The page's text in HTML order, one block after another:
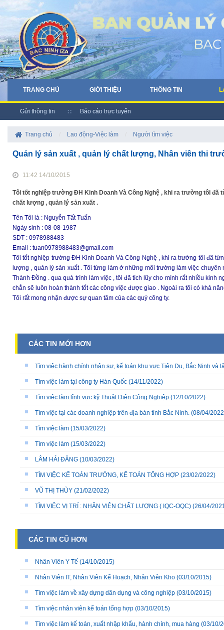
TRANG CHỦ GIỚI THIỆU THÔNG TIN
Gửi thông tin Báo cáo trực tuyến
Trang chủ Lao động-Việc làm Người tìm việc
Quản lý sản xuất , quản lý chất lượng, Nhân viên thi
11:42 14/10/2015
Tôi tốt nghiệp trường ĐH Kinh Doanh Và Công Nghệ , khi ra trường tôi đã
chất lượng , quản lý sản xuất .
Tên Tôi là : Nguyễn Tất Tuấn
Ngày sinh : 08-08-1987
SDT : 0978988483
Email : tuan0978988483@gmail.com
Tôi tốt nghiệp trường ĐH Kinh Doanh Và Công Nghệ , khi ra trường tôi đã
lượng , quản lý sản xuất . Tôi từng làm ở những môi trường làm việc
Thành Đồng . qua quá trình làm việc , tôi đã tích lũy cho mình rất nhiều kinh
chắn sẽ luôn hoàn thành tốt các công việc được giao . Ngoài ra tôi có khả
Tôi rất mong nhận được sự quan tâm của các quý công ty.
CÁC TIN MỚI HƠN
Tìm việc hành chính nhân sự, kế toán khu vực Tiên Du, Bắc Ninh và
Tìm việc làm tại công ty Hàn Quốc (14/11/2022)
Tìm việc làm lĩnh vực kỹ Thuật Điện Công Nghiệp (12/10/2022)
Tìm việc tại các doanh nghiệp trên địa bàn tỉnh Bắc Ninh. (08/04/
Tìm việc làm (15/03/2022)
Tìm việc làm (15/03/2022)
LÂM HẢI ĐĂNG (10/03/2022)
TÌM VIỆC KẾ TOÁN TRƯỞNG, KẾ TOÁN TỔNG HỢP (23/02/2022)
VŨ THỊ THÙY (21/02/2022)
TÌM VIỆC VỊ TRÍ : NHÂN VIÊN CHẤT LƯỢNG ( IQC-OQC) (26/04/
CÁC TIN CŨ HƠN
Nhân Viên Y Tế (14/10/2015)
Nhân Viên IT, Nhân Viên Kế Hoạch, Nhân Viên Kho (03/10/2015)
Tìm việc làm về xây dựng dân dụng và công nghiệp (03/10/2015)
Tìm việc nhân viên kế toán tổng hợp (03/10/2015)
Tìm việc làm kế toán, xuất nhập khẩu, hành chính, mua hàng (03/10/